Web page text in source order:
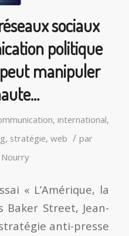
sociaux
politique
manipuler
, international,
, stratégie,web / par
« L’Amérique, la
Street, Jean-
anti-presse